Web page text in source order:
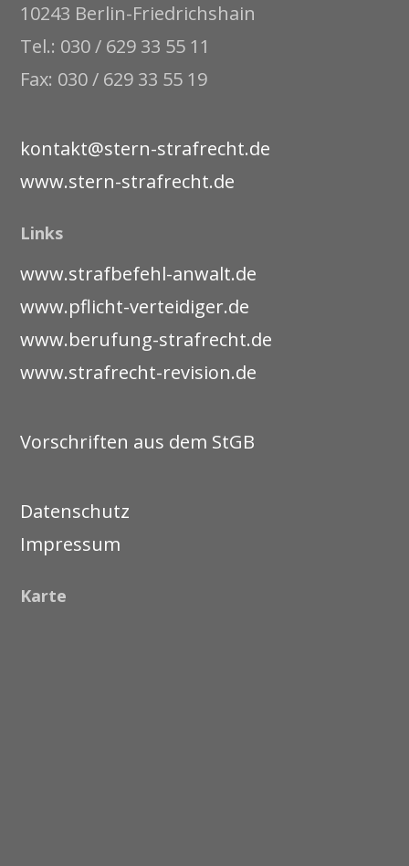
10243 Berlin-Friedrichshain
Tel.: 030 / 629 33 55 11
Fax: 030 / 629 33 55 19
kontakt@stern-strafrecht.de
www.stern-strafrecht.de
Links
www.strafbefehl-anwalt.de
www.pflicht-verteidiger.de
www.berufung-strafrecht.de
www.strafrecht-revision.de
Vorschriften aus dem StGB
Datenschutz
Impressum
Karte